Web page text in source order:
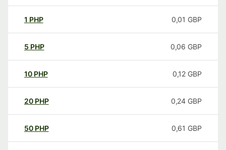
1 PHP 0,01 GBP
5 PHP 0,06 GBP
10 PHP 0,12 GBP
20 PHP 0,24 GBP
50 PHP 0,61 GBP